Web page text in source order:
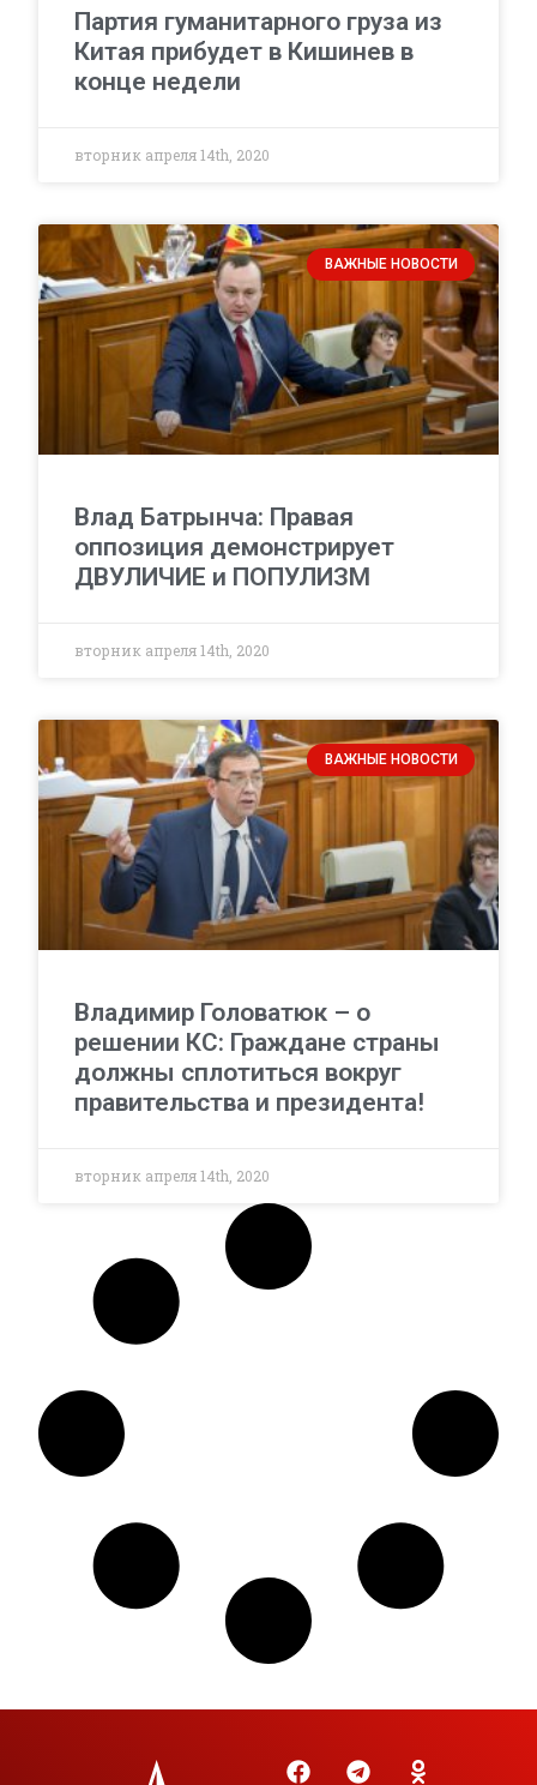
Партия гуманитарного груза из
Китая прибудет в Кишинев в
конце недели
вторник апреля 14th, 2020
ВАЖНЫЕ НОВОСТИ
Влад Батрынча: Правая
оппозиция демонстрирует
ДВУЛИЧИЕ и ПОПУЛИЗМ
вторник апреля 14th, 2020
ВАЖНЫЕ НОВОСТИ
Владимир Головатюк – о
решении КС: Граждане страны
должны сплотиться вокруг
правительства и президента!
вторник апреля 14th, 2020